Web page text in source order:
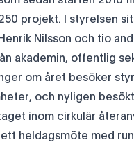
projekt. I styrelsen
Nilsson och tio
akademin, offentlig
om året besöker
och nyligen
inom cirkulär
heldagsmöte med